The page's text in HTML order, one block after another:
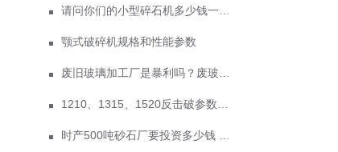
请问你们的小型碎石机多少钱一台？
颚式破碎机规格和性能参数
废旧玻璃加工厂是暴利吗？废玻璃加工设备多少钱？
1210、1315、1520反击破参数及价格
时产500吨砂石厂要投资多少钱 政府为什么不支持机制砂？